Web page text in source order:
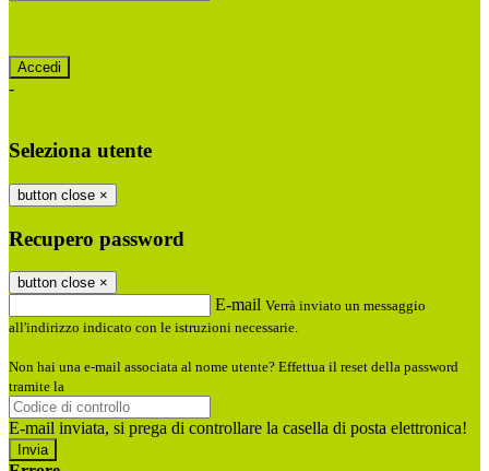
-
Seleziona utente
button close ×
Recupero password
button close ×
E-mail Verrà inviato un messaggio
all'indirizzo indicato con le istruzioni necessarie.
Non hai una e-mail associata al nome utente? Effettua il reset della password
tramite la
E-mail inviata, si prega di controllare la casella di posta elettronica!